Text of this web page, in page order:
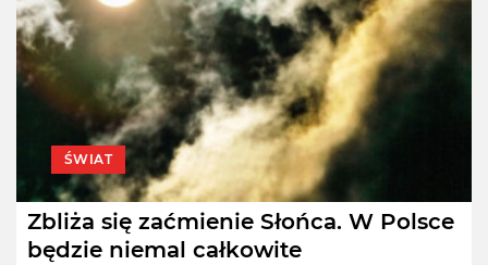
ŚWIAT
Zbliża się zaćmienie Słońca. W Polsce
będzie niemal całkowite